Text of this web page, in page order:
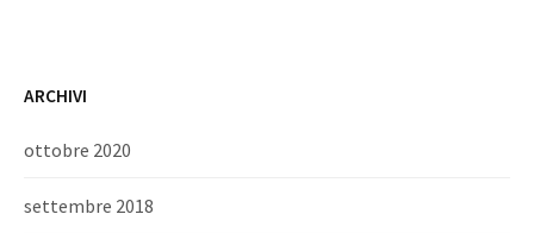
ARCHIVI
ottobre 2020
settembre 2018